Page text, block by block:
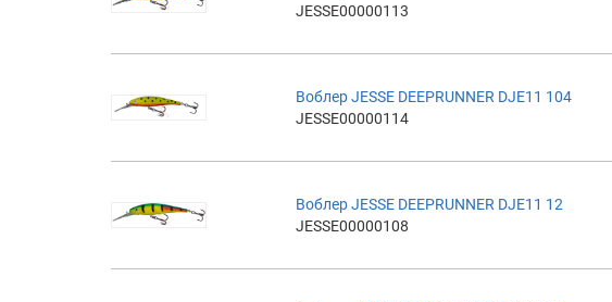
JESSE00000113
Воблер JESSE DEEPRUNNER DJE11 104
JESSE00000114
Воблер JESSE DEEPRUNNER DJE11 12
JESSE00000108